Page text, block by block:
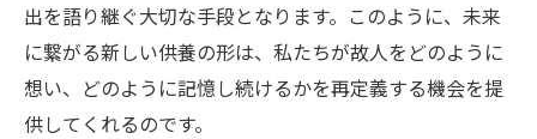
出を語り継ぐ大切な手段となります。このように、未来
に繋がる新しい供養の形は、私たちが故人をどのように
想い、どのように記憶し続けるかを再定義する機会を提
供してくれるのです。